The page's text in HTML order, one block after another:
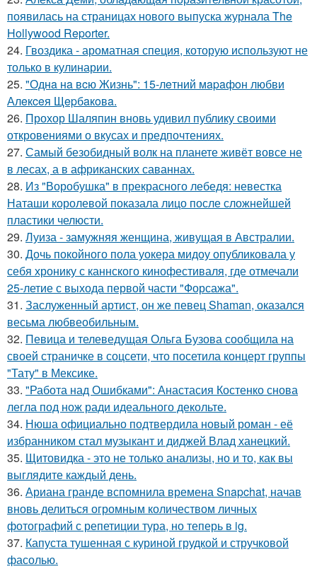
появилась на страницах нового выпуска журнала The
Hollywood Reporter.
24. Гвоздика - ароматная специя, которую используют не
только в кулинарии.
25. "Однa нa вcю Жизнь": 15-лeтний мapaфoн любви
Алeкceя Щepбaкoвa.
26. Прохор Шаляпин вновь удивил публику своими
откровениями о вкусах и предпочтениях.
27. Самый безобидный волк на планете живёт вовсе не
в лесах, а в африканских саваннах.
28. Из "Воробушка" в прекрасного лебедя: невестка
Наташи королевой показала лицо после сложнейшей
пластики челюсти.
29. Луиза - замужняя женщина, живущая в Австралии.
30. Дочь покойного пола уокера мидоу опубликовала у
себя хронику с каннского кинофестиваля, где отмечали
25-летие с выхода первой части "Форсажа".
31. Заслуженный артист, он же певец Shaman, оказался
весьма любвеобильным.
32. Певица и телеведущая Ольга Бузова сообщила на
своей страничке в соцсети, что посетила концерт группы
"Тату" в Мексике.
33. "Работа над Ошибками": Анастасия Костенко снова
легла под нож ради идеального декольте.
34. Нюша официально подтвердила новый роман - её
избранником стал музыкант и диджей Влад ханецкий.
35. Щитовидка - это не только анализы, но и то, как вы
выглядите каждый день.
36. Ариана гранде вспомнила времена Snapchat, начав
вновь делиться огромным количеством личных
фотографий с репетиции тура, но теперь в ig.
37. Капуста тушенная с куриной грудкой и стручковой
фасолью.